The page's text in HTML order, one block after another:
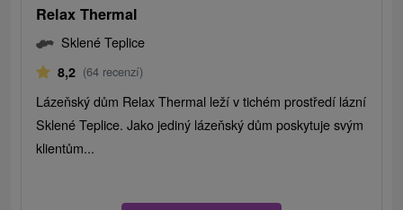
Relax Thermal
Sklené Teplice
8,2 (64 recenzí)
Lázeňský dům Relax Thermal leží v tichém prostředí lázní
Sklené Teplice. Jako jediný lázeňský dům poskytuje svým
klientům...